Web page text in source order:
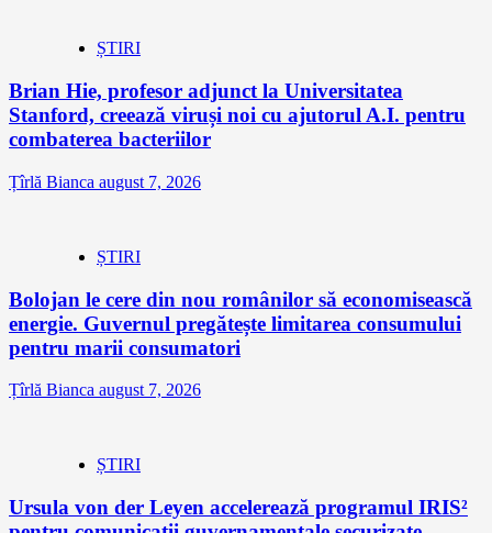
ȘTIRI
Brian Hie, profesor adjunct la Universitatea
Stanford, creează viruși noi cu ajutorul A.I. pentru
combaterea bacteriilor
Țîrlă Bianca august 7, 2026
ȘTIRI
Bolojan le cere din nou românilor să economisească
energie. Guvernul pregătește limitarea consumului
pentru marii consumatori
Țîrlă Bianca august 7, 2026
ȘTIRI
Ursula von der Leyen accelerează programul IRIS²